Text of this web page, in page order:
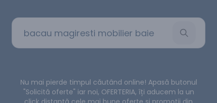
Nu mai pierde timpul căutând online! Apasă butonul
"Solicită oferte" iar noi, OFERTERIA, îți aducem la un